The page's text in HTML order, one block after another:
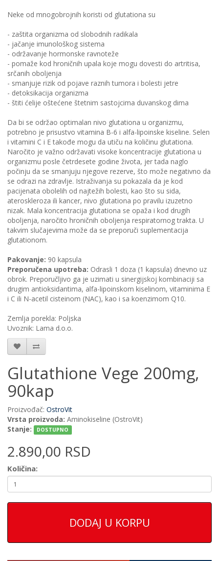
Neke od mnogobrojnih koristi od glutationa su
- zaštita organizma od slobodnih radikala
- jačanje imunološkog sistema
- održavanje hormonske ravnoteže
- pomaže kod hroničnih upala koje mogu dovesti do artritisa,
srčanih oboljenja
- smanjuje rizik od pojave raznih tumora i bolesti jetre
- detoksikacija organizma
- štiti ćelije oštećene štetnim sastojcima duvanskog dima
Da bi se održao optimalan nivo glutationa u organizmu,
potrebno je prisustvo vitamina B-6 i alfa-lipoinske kiseline. Selen
i vitamini C i E takođe mogu da utiču na količinu glutationa.
Naročito je važno održavati visoke koncentracije glutationa u
organizmu posle četrdesete godine života, jer tada naglo
počinju da se smanjuju njegove rezerve, što može negativno da
se odrazi na zdravlje. Istraživanja su pokazala da je kod
pacijenata obolelih od najtežih bolesti, kao što su sida,
ateroskleroza ili kancer, nivo glutationa po pravilu izuzetno
nizak. Mala koncentracija glutationa se opaža i kod drugih
oboljenja, naročito hroničnih oboljenja respiratornog trakta. U
takvim slučajevima može da se preporuči suplementacija
glutationom.
Pakovanje: 90 kapsula
Preporučena upotreba: Odrasli 1 doza (1 kapsula) dnevno uz
obrok. Preporučljivo ga je uzimati u sinergijskoj kombinaciji sa
drugim antioksidantima, alfa-lipoinskom kiselinom, vitaminima E
i C ili N-acetil cisteinom (NAC), kao i sa koenzimom Q10.
Zemlja porekla: Poljska
Uvoznik: Lama d.o.o.
Glutathione Vege 200mg,
90kap
Proizvođač: OstroVit
Vrsta proizvoda: Aminokiseline (OstroVit)
Stanje:
DOSTUPNO
2.890,00 RSD
Količina:
DODAJ U KORPU